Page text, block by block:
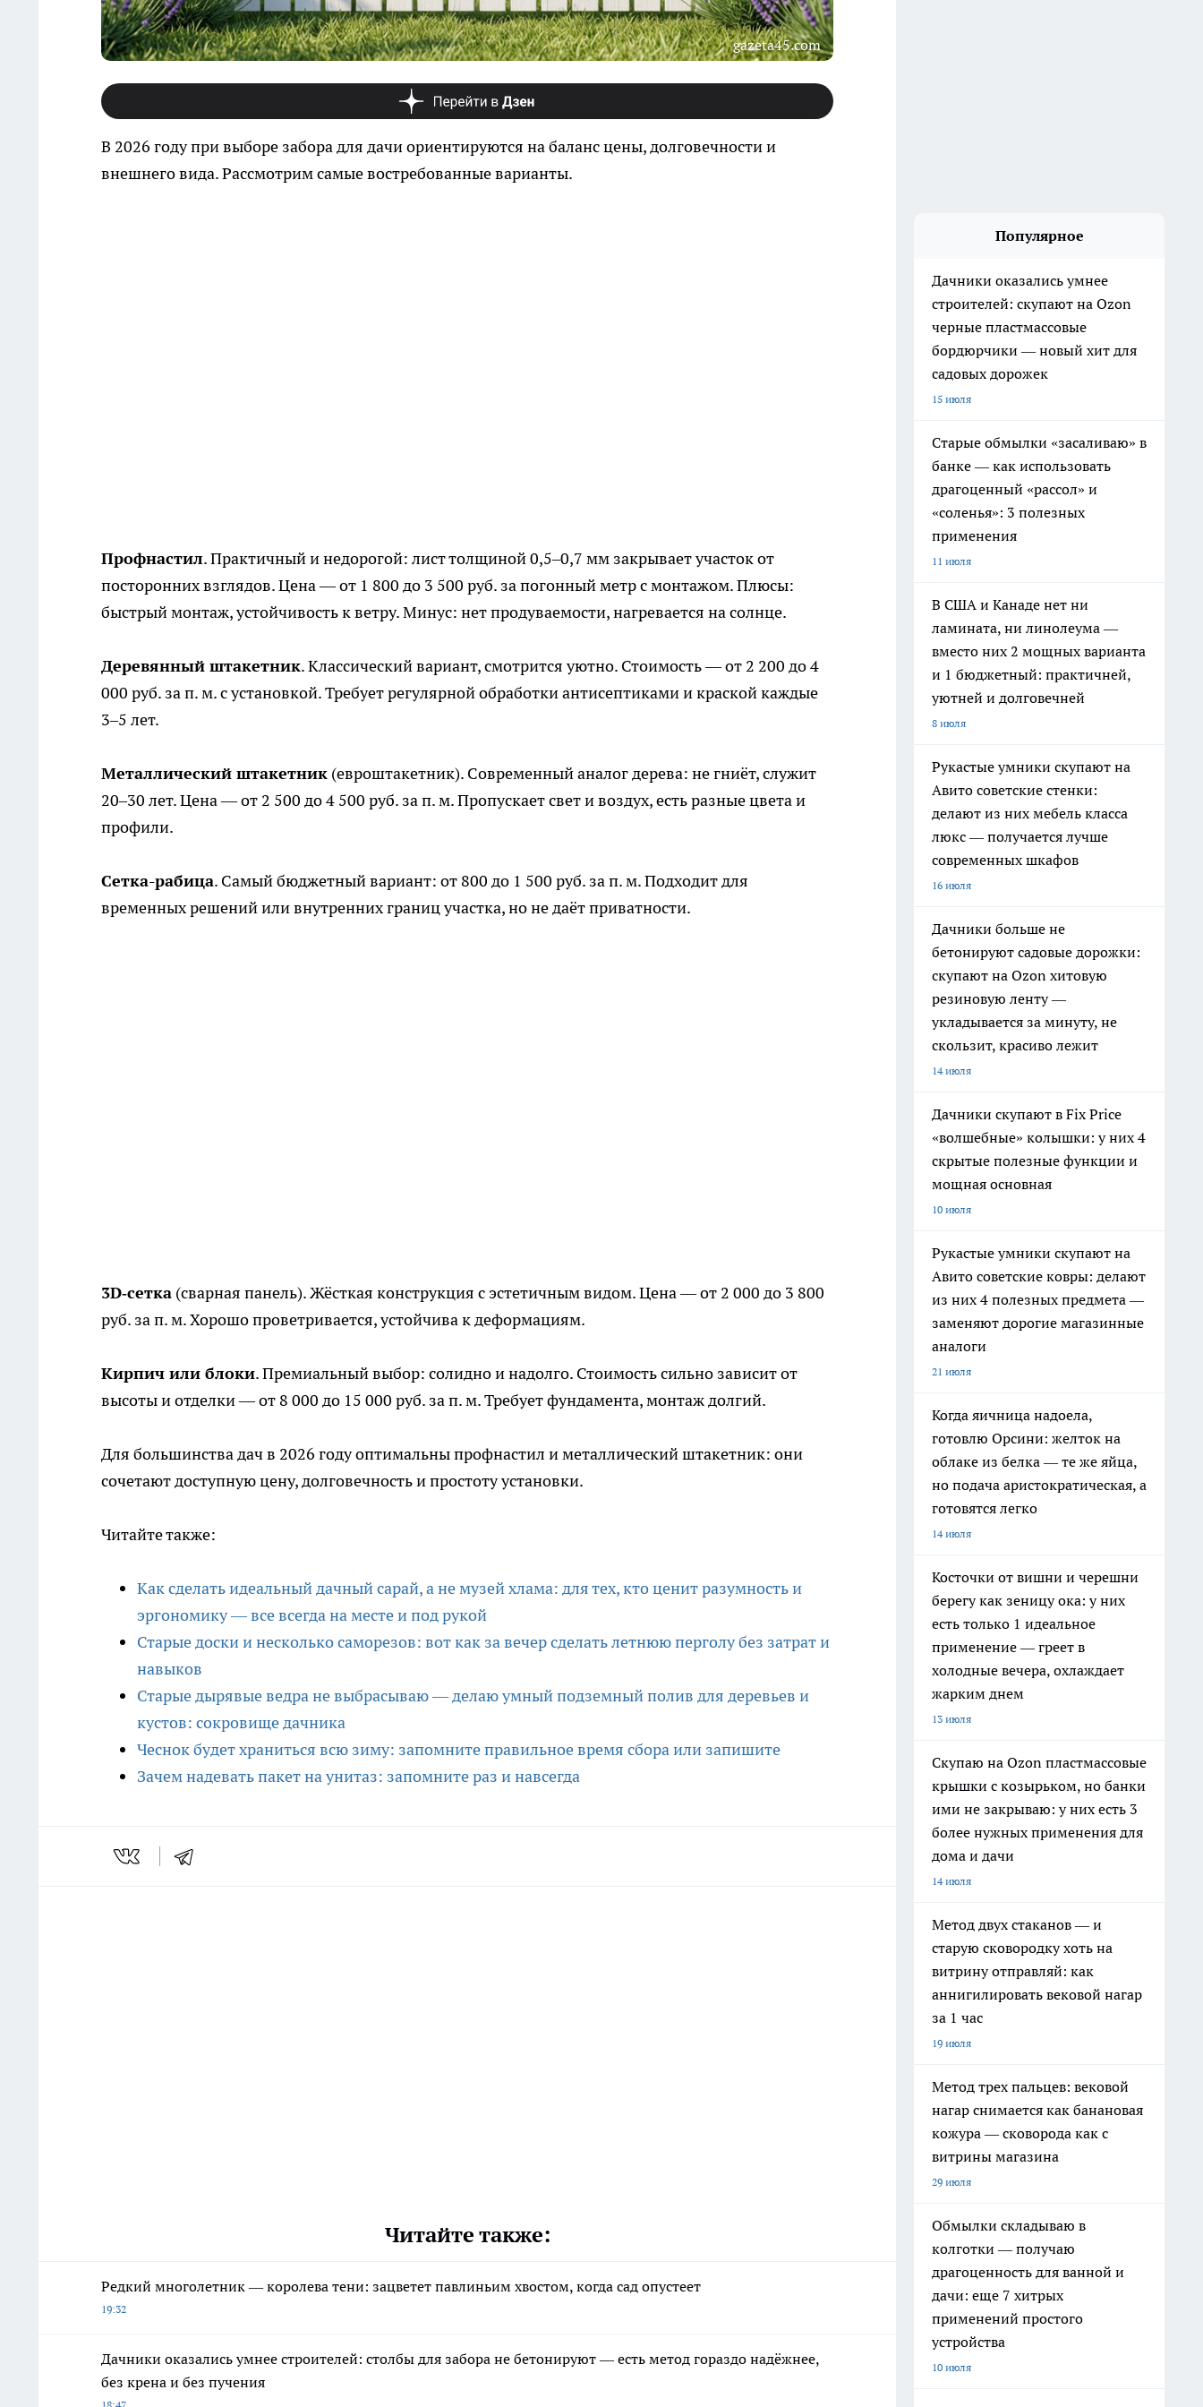
gazeta45.com
В 2026 году при выборе забора для дачи ориентируются на баланс цены, долговечности и
внешнего вида. Рассмотрим самые востребованные варианты.
Профнастил. Практичный и недорогой: лист толщиной 0,5–0,7 мм закрывает участок от
посторонних взглядов. Цена — от 1 800 до 3 500 руб. за погонный метр с монтажом. Плюсы:
быстрый монтаж, устойчивость к ветру. Минус: нет продуваемости, нагревается на солнце.
Деревянный штакетник. Классический вариант, смотрится уютно. Стоимость — от 2 200 до 4
000 руб. за п. м. с установкой. Требует регулярной обработки антисептиками и краской каждые
3–5 лет.
Металлический штакетник (евроштакетник). Современный аналог дерева: не гниёт, служит
20–30 лет. Цена — от 2 500 до 4 500 руб. за п. м. Пропускает свет и воздух, есть разные цвета и
профили.
Сетка-рабица. Самый бюджетный вариант: от 800 до 1 500 руб. за п. м. Подходит для
временных решений или внутренних границ участка, но не даёт приватности.
3D‑сетка (сварная панель). Жёсткая конструкция с эстетичным видом. Цена — от 2 000 до 3 800
руб. за п. м. Хорошо проветривается, устойчива к деформациям.
Кирпич или блоки. Премиальный выбор: солидно и надолго. Стоимость сильно зависит от
высоты и отделки — от 8 000 до 15 000 руб. за п. м. Требует фундамента, монтаж долгий.
Для большинства дач в 2026 году оптимальны профнастил и металлический штакетник: они
сочетают доступную цену, долговечность и простоту установки.
Читайте также:
Как сделать идеальный дачный сарай, а не музей хлама: для тех, кто ценит разумность и
эргономику — все всегда на месте и под рукой
Старые доски и несколько саморезов: вот как за вечер сделать летнюю перголу без затрат и
навыков
Старые дырявые ведра не выбрасываю — делаю умный подземный полив для деревьев и
кустов: сокровище дачника
Чеснок будет храниться всю зиму: запомните правильное время сбора или запишите
Зачем надевать пакет на унитаз: запомните раз и навсегда
Читайте также:
Редкий многолетник — королева тени: зацветет павлиньим хвостом, когда сад опустеет
19:32
Дачники оказались умнее строителей: столбы для забора не бетонируют — есть метод гораздо надёжнее,
без крена и без пучения
Популярное
Дачники оказались умнее
строителей: скупают на Ozon
черные пластмассовые
бордюрчики — новый хит для
садовых дорожек
15 июля
Старые обмылки «засаливаю» в
банке — как использовать
драгоценный «рассол» и
«соленья»: 3 полезных
применения
11 июля
В США и Канаде нет ни
ламината, ни линолеума —
вместо них 2 мощных варианта
и 1 бюджетный: практичней,
уютней и долговечней
8 июля
Рукастые умники скупают на
Авито советские стенки:
делают из них мебель класса
люкс — получается лучше
современных шкафов
16 июля
Дачники больше не
бетонируют садовые дорожки:
скупают на Ozon хитовую
резиновую ленту —
укладывается за минуту, не
скользит, красиво лежит
14 июля
Дачники скупают в Fix Price
«волшебные» колышки: у них 4
скрытые полезные функции и
мощная основная
10 июля
Рукастые умники скупают на
Авито советские ковры: делают
из них 4 полезных предмета —
заменяют дорогие магазинные
аналоги
21 июля
Когда яичница надоела,
готовлю Орсини: желток на
облаке из белка — те же яйца,
но подача аристократическая, а
готовятся легко
14 июля
Косточки от вишни и черешни
берегу как зеницу ока: у них
есть только 1 идеальное
применение — греет в
холодные вечера, охлаждает
жарким днем
13 июля
Скупаю на Ozon пластмассовые
крышки с козырьком, но банки
ими не закрываю: у них есть 3
более нужных применения для
дома и дачи
14 июля
Метод двух стаканов — и
старую сковородку хоть на
витрину отправляй: как
аннигилировать вековой нагар
за 1 час
19 июля
Метод трех пальцев: вековой
нагар снимается как банановая
кожура — сковорода как с
витрины магазина
29 июля
Обмылки складываю в
колготки — получаю
драгоценность для ванной и
дачи: еще 7 хитрых
применений простого
устройства
10 июля